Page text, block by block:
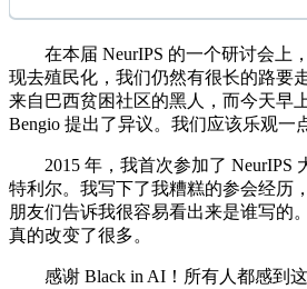
在本届 NeurIPS 的一个研讨会上
现去殖民化，我们仍然有很长的路要
来自巴西贫困社区的黑人，而今天早
Bengio 提出了异议。我们应该乐观一
2015 年，我首次参加了 NeurIPS
特利尔。我写下了我糟糕的参会经历
朋友们告诉我很容易看出来是谁写的
真的改变了很多。
感谢 Black in AI！所有人都感到这